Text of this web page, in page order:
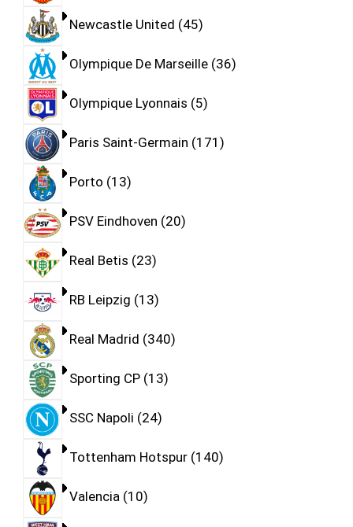
Newcastle United 45
Olympique De Marseille 36
Olympique Lyonnais 5
Paris Saint-Germain 171
Porto 13
PSV Eindhoven 20
Real Betis 23
RB Leipzig 13
Real Madrid 340
Sporting CP 13
SSC Napoli 24
Tottenham Hotspur 140
Valencia 10